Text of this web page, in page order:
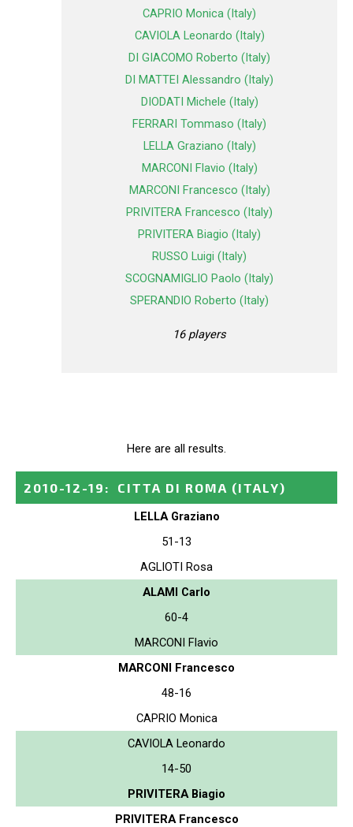
CAPRIO Monica (Italy)
CAVIOLA Leonardo (Italy)
DI GIACOMO Roberto (Italy)
DI MATTEI Alessandro (Italy)
DIODATI Michele (Italy)
FERRARI Tommaso (Italy)
LELLA Graziano (Italy)
MARCONI Flavio (Italy)
MARCONI Francesco (Italy)
PRIVITERA Francesco (Italy)
PRIVITERA Biagio (Italy)
RUSSO Luigi (Italy)
SCOGNAMIGLIO Paolo (Italy)
SPERANDIO Roberto (Italy)
16 players
Here are all results.
2010-12-19 : CITTA DI ROMA (ITALY)
LELLA Graziano
51-13
AGLIOTI Rosa
ALAMI Carlo
60-4
MARCONI Flavio
MARCONI Francesco
48-16
CAPRIO Monica
CAVIOLA Leonardo
14-50
PRIVITERA Biagio
PRIVITERA Francesco